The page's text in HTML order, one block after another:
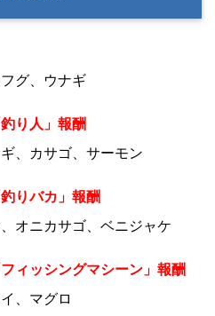
グ、ウナギ
り人」報酬
、カサゴ、サーモン
りバカ」報酬
オニカサゴ、ベニジャケ
ィッシングマシーン」報酬
、マグロ